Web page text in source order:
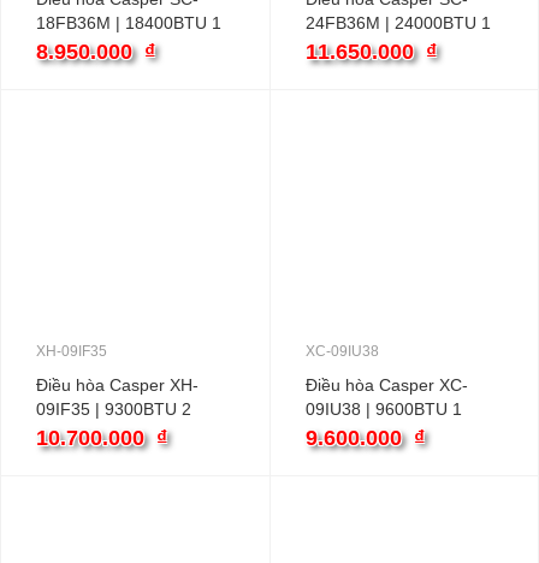
18FB36M | 18400BTU 1
chiều
8.950.000 ₫
24FB36M | 24000BTU 1
chiều
11.650.000 ₫
XH-09IF35
Điều hòa Casper XH-
09IF35 | 9300BTU 2
chiều inverter
10.700.000 ₫
XC-09IU38
Điều hòa Casper XC-
09IU38 | 9600BTU 1
chiều inverter
9.600.000 ₫